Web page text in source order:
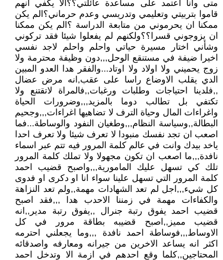
متى وانا اعتمد على مساعدة عائلتي؟؟الا يكفي انهم
قاموا بتربيتي وتعليمي وتدريسي وعدم حرماني؟الم يكن
ممكنا ان يحرموني من متابعة الدراسة ؟الم يكن ممكنا
ان يزوجوني قسرا؟؟ولكنهم لم يفعلوا شيئا فقد تركوني
وشأني اختار مسيرة حياتي واحلم واحلم لاجد نفسي
اخيرا ضيفة في مستنقع الوحل,,,دون وظيفة محترمة ولا
زوج يحميني ولا اولاد ولا اوتاد...والفقر هدا العدو المبين
الدي يقلب الاوضاع راسا على عقب,انه مرض عضال
,,فلدينا احتياجات وطلبات ورغبات,,فالمراة لاتقتنع ولا
تكتفي بل تطالب دوما بالمزيد,,,وضرورات الحياة
واغراءات المال وحياة الترف لا تضاهيها اغراءات,,,وجحيم
البطالة,,وسياسة النظام,,,وطغيان النفود والوساطة...فما
اصعب ان تجد نفسك منبودا لا تعرف شيئا ولا تعرف احدا
ياخد بيدك وانت في عالم كلمة المرور فيه تتم عبر اسماء
نافدة,,,ما اصعب ان تكون مجهولا ولا تملك كلمة المرور
تلك كي تسهل عليك المامورية,,,واصبح قضيب احمد
كلمة المرور التي تسهل علينا سواء انا او دكرى او فدوى
كل شيء,,,اجل لم تعد الشهادات مهمة,,ولم تعد النزاهة
والكفاءات مهمة في زمننا الاحدب هدا ,,,فقد اصبح
قضيب احمد يفوق رتبة جنرال ,,يفوق رتبة مدير,,انه
قضيب مميز,,اصبح قضيبه بطاقة مرور في كل
الاوساط,,,فوساطة احمد نافدة ,,,وما يجعلني احترمه
اكثر انه يساعد الاخرين من جيرانه ومعارفه واصدقائه
المحتاجين,,كلما وقع احدهم في ازمة الا وتدخل احمد